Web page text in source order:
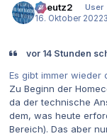
tkreutz2
User
16. Oktober 2022
vor 14 Stunden
Es gibt immer wieder
Zu Beginn der
da der technische
dem, was heute
Bereich). Das aber